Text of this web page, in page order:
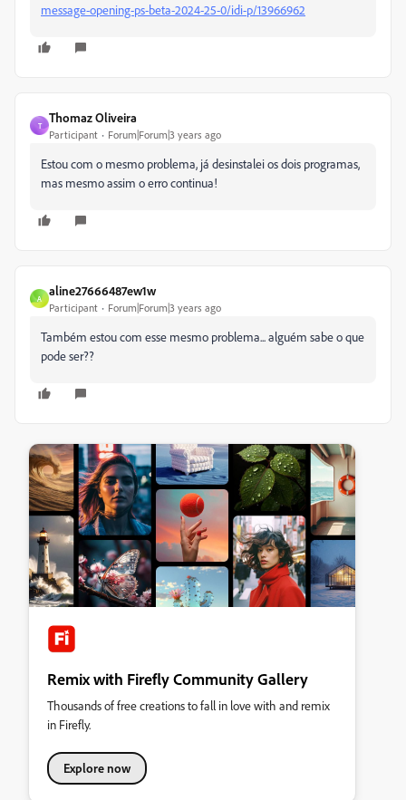
message-opening-ps-beta-2024-25-0/idi-p/13966962
T
Thomaz Oliveira
Participant Forum|Forum|3 years ago
Estou com o mesmo problema, já desinstalei os dois programas,
mas mesmo assim o erro continua!
A
aline27666487ew1w
Participant Forum|Forum|3 years ago
Também estou com esse mesmo problema... alguém sabe o que
pode ser??
Remix with Firefly Community Gallery
Thousands of free creations to fall in love with and remix
in Firefly.
Explore now